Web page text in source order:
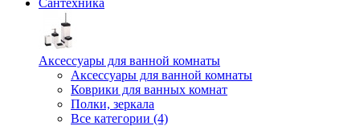
Аксессуары для ванной комнаты
Аксессуары для ванной комнаты
Коврики для ванных комнат
Полки, зеркала
Все категории (4)